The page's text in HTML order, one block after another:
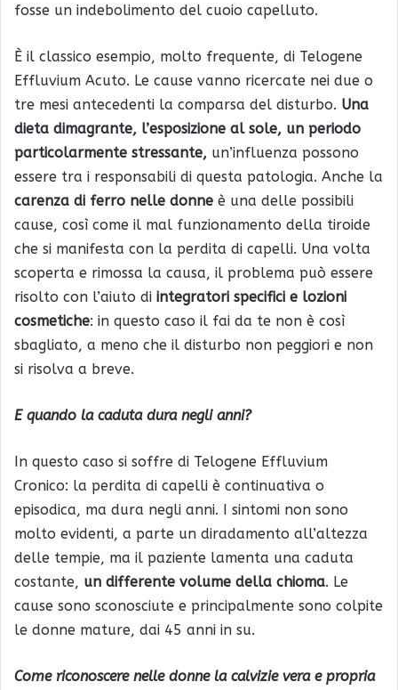
fosse un indebolimento del cuoio capelluto.
È il classico esempio, molto frequente, di Telogene
Effluvium Acuto. Le cause vanno ricercate nei due o
tre mesi antecedenti la comparsa del disturbo. Una
dieta dimagrante, l’esposizione al sole, un periodo
particolarmente stressante, un’influenza possono
essere tra i responsabili di questa patologia. Anche la
carenza di ferro nelle donne è una delle possibili
cause, così come il mal funzionamento della tiroide
che si manifesta con la perdita di capelli. Una volta
scoperta e rimossa la causa, il problema può essere
risolto con l’aiuto di integratori specifici e lozioni
cosmetiche: in questo caso il fai da te non è così
sbagliato, a meno che il disturbo non peggiori e non
si risolva a breve.
E quando la caduta dura negli anni?
In questo caso si soffre di Telogene Effluvium
Cronico: la perdita di capelli è continuativa o
episodica, ma dura negli anni. I sintomi non sono
molto evidenti, a parte un diradamento all’altezza
delle tempie, ma il paziente lamenta una caduta
costante, un differente volume della chioma. Le
cause sono sconosciute e principalmente sono colpite
le donne mature, dai 45 anni in su.
Come riconoscere nelle donne la calvizie vera e propria